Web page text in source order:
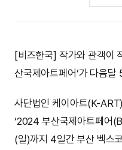
[비즈한국] 작가와 관객이
산국제아트페어’가 다음달
사단법인 케이아트(K-
‘2024 부산국제아트페어
(일)까지 4일간 부산 벡스